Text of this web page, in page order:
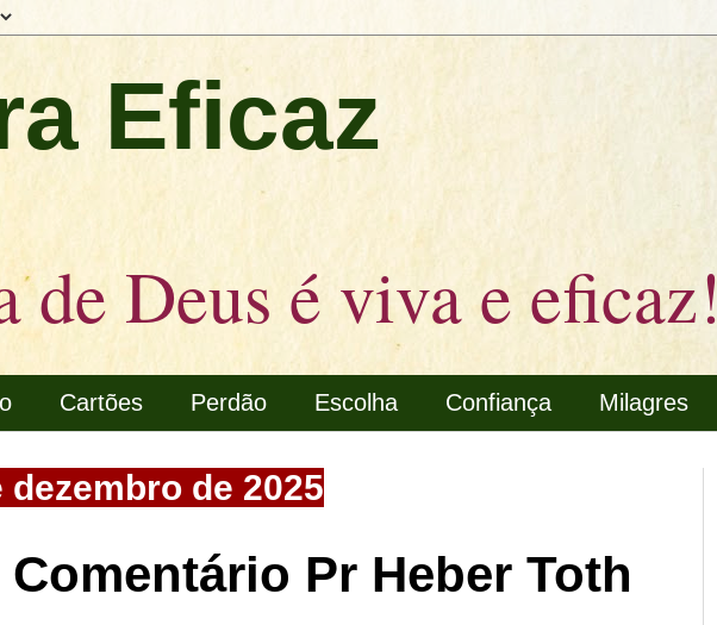
Eficaz
de Deus é viva e eficaz!
Cartões Perdão Escolha Confiança Milagres
de 2025
Comentário Pr Heber Toth